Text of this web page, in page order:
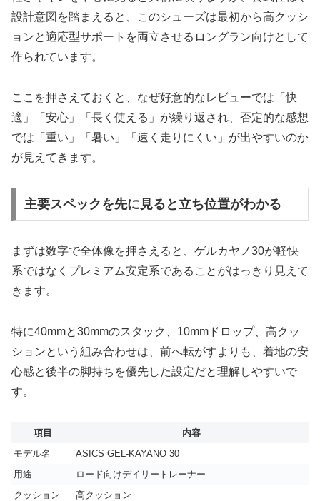
設計意図を踏まえると、このシューズは最初から高クッシ
ョンと適応型サポートを両立させるロングラン向けとして
作られています。
ここを押さえておくと、なぜ好意的なレビューでは「快
適」「安心」「長く使える」が繰り返され、否定的な感想
では「重い」「暑い」「速く走りにくい」が出やすいのか
が見えてきます。
主要スペックを先に見ると立ち位置がわかる
まずは数字で全体像を押さえると、ゲルカヤノ30が軽快
系ではなくプレミアム安定系であることがはっきり見えて
きます。
特に40mmと30mmのスタック、10mmドロップ、高クッ
ションという組み合わせは、前へ転がすよりも、着地の安
心感と後半の脚持ちを優先した設定だと理解しやすいで
す。
項目
内容
モデル名
ASICS GEL-KAYANO 30
用途
ロード向けデイリートレーナー
クッション
高クッション